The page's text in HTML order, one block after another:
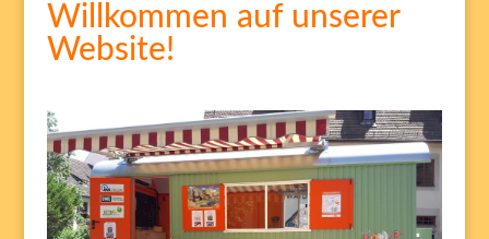
Willkommen auf unserer
Website!